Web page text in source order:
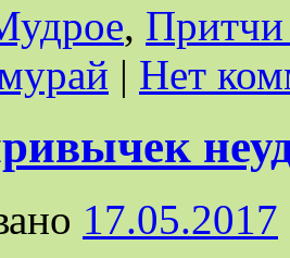
, Притчи
| Нет
17.05.2017